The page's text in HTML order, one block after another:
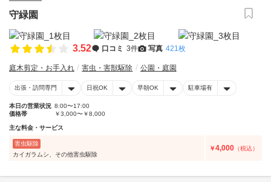
守緑園
3.52 口コミ 3件 写真 421枚
庭木剪定・お手入れ 害虫・害獣駆除 公園・庭園
出張・訪問専門 日祝OK 早朝OK 駐車場有
本日の営業状況 8:00〜17:00
価格帯
￥3,000〜￥8,000
主な料金・サービス
害虫駆除
カイガラムシ、その他害虫駆除
￥4,000 （税込）